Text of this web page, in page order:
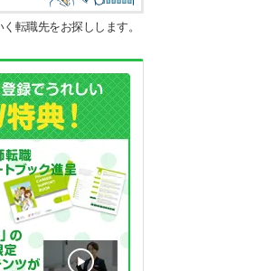
転職先をお探しします。